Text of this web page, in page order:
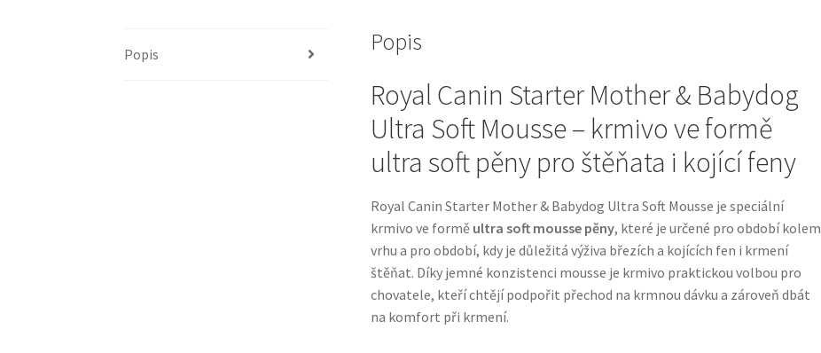
Popis Popis
Royal Canin Starter Mother & Babydog
Ultra Soft Mousse – krmivo ve formě
ultra soft pěny pro štěňata i kojící feny
Royal Canin Starter Mother & Babydog Ultra Soft Mousse je speciální
krmivo ve formě ultra soft mousse pěny, které je určené pro období kolem
vrhu a pro období, kdy je důležitá výživa březích a kojících fen i krmení
štěňat. Díky jemné konzistenci mousse je krmivo praktickou volbou pro
chovatele, kteří chtějí podpořit přechod na krmnou dávku a zároveň dbát
na komfort při krmení.